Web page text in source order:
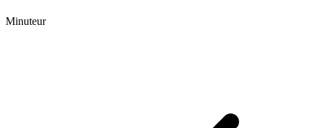
Minuteur